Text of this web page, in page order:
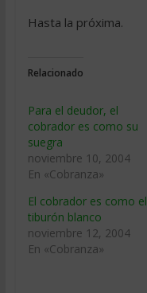
Hasta la próxima.
Relacionado
Para el deudor, el
cobrador es como su
suegra
noviembre 10, 2004
En «Cobranza»
El cobrador es como el
tiburón blanco
noviembre 12, 2004
En «Cobranza»